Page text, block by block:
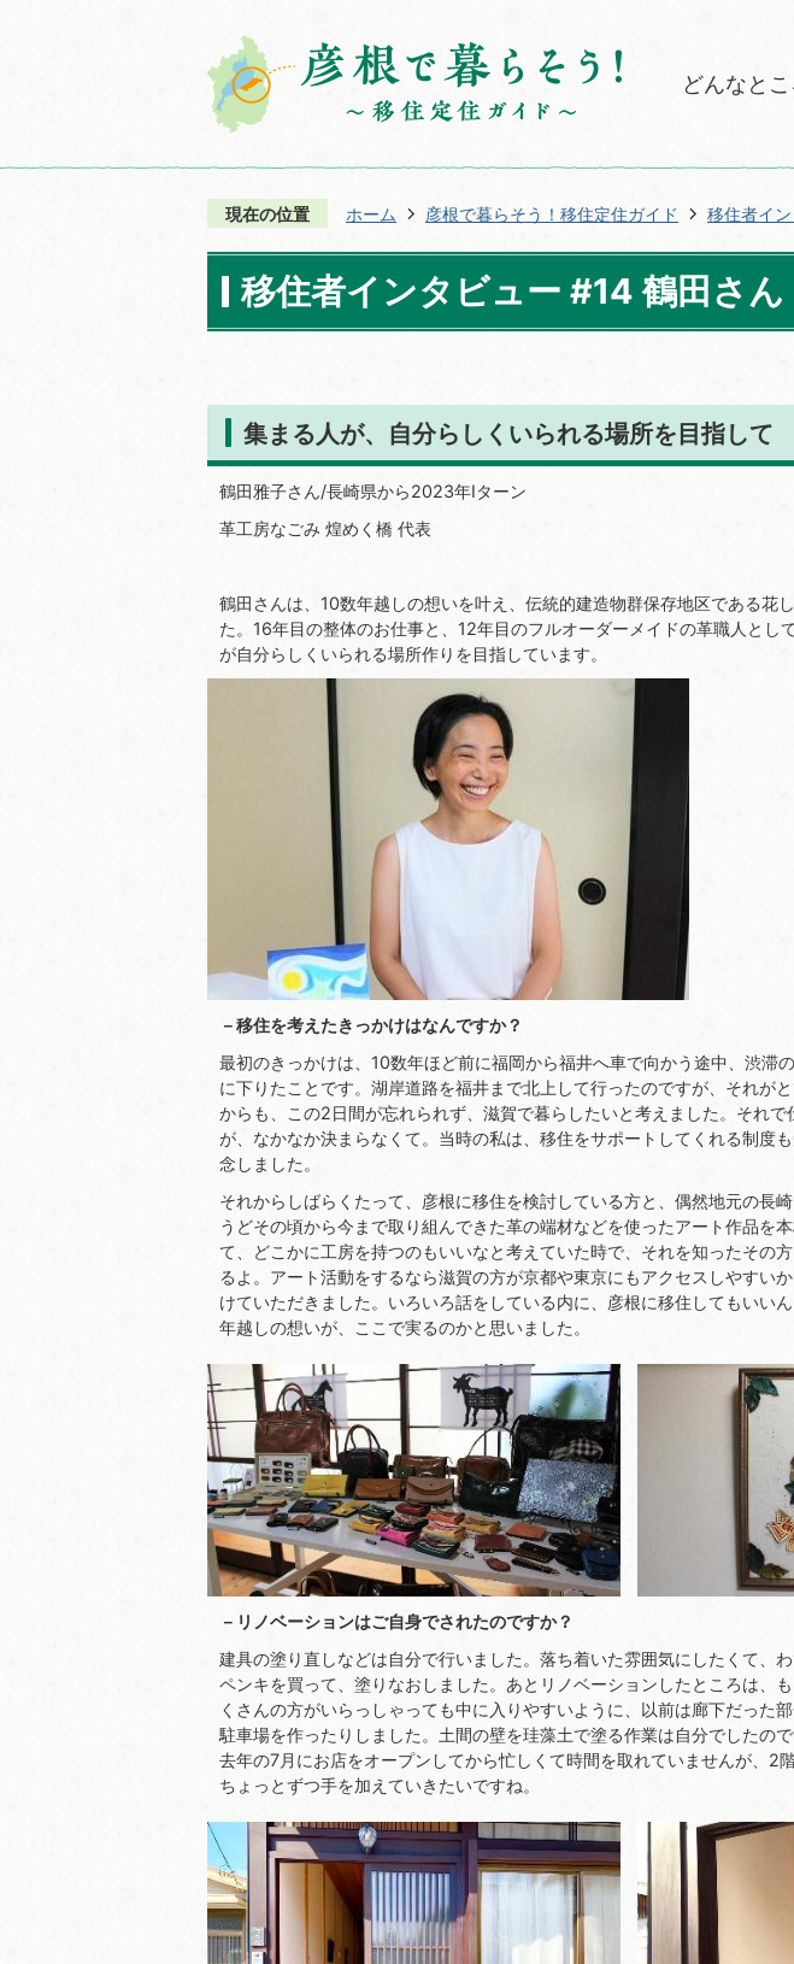
どんなとこ
現在の位置 ホーム 彦根で暮らそう！移住定住ガイド 移住者イ
移住者インタビュー #14 鶴田さん
集まる人が、自分らしくいられる場所を目指して
鶴田雅子さん/長崎県から2023年Iターン
革工房なごみ 煌めく橋 代表
鶴田さんは、10数年越しの想いを叶え、伝統的建造物群保存地区である花
た。16年目の整体のお仕事と、12年目のフルオーダーメイドの革職人とし
が自分らしくいられる場所作りを目指しています。
－移住を考えたきっかけはなんですか？
最初のきっかけは、10数年ほど前に福岡から福井へ車で向かう途中、渋滞
に下りたことです。湖岸道路を福井まで北上して行ったのですが、それが
からも、この2日間が忘れられず、滋賀で暮らしたいと考えました。それ
が、なかなか決まらなくて。当時の私は、移住をサポートしてくれる制度
念しました。
それからしばらくたって、彦根に移住を検討している方と、偶然地元の長
うどその頃から今まで取り組んできた革の端材などを使ったアート作品を
て、どこかに工房を持つのもいいなと考えていた時で、それを知ったその
るよ。アート活動をするなら滋賀の方が京都や東京にもアクセスしやすい
けていただきました。いろいろ話をしている内に、彦根に移住してもいい
年越しの想いが、ここで実るのかと思いました。
－リノベーションはご自身でされたのですか？
建具の塗り直しなどは自分で行いました。落ち着いた雰囲気にしたくて、
ペンキを買って、塗りなおしました。あとリノベーションしたところは、
くさんの方がいらっしゃっても中に入りやすいように、以前は廊下だった
駐車場を作ったりしました。土間の壁を珪藻土で塗る作業は自分でしたの
去年の7月にお店をオープンしてから忙しくて時間を取れていませんが、2
ちょっとずつ手を加えていきたいですね。